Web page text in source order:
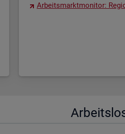
Ar­beits­markt­mo­ni­tor: